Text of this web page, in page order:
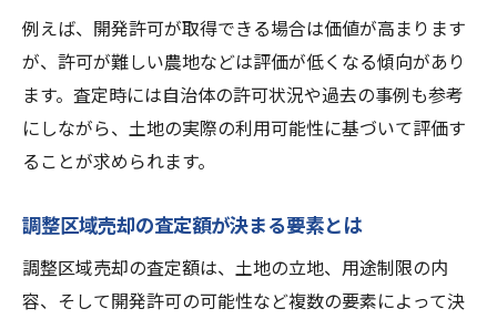
例えば、開発許可が取得できる場合は価値が高まります
が、許可が難しい農地などは評価が低くなる傾向があり
ます。査定時には自治体の許可状況や過去の事例も参考
にしながら、土地の実際の利用可能性に基づいて評価す
ることが求められます。
調整区域売却の査定額が決まる要素とは
調整区域売却の査定額は、土地の立地、用途制限の内
容、そして開発許可の可能性など複数の要素によって決